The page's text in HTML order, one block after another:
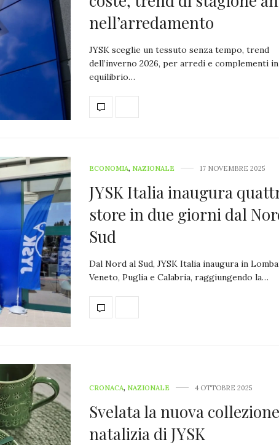
nell’arredamento
JYSK sceglie un tessuto senza tempo, trend
dell’inverno 2026, per arredi e complementi in
equilibrio…
ECONOMIA, NAZIONALE 17 NOVEMBRE 2025
JYSK Italia inaugura
store in due giorni dal
Sud
Dal Nord al Sud, JYSK Italia inaugura in
Veneto, Puglia e Calabria, raggiungendo la…
CRONACA, NAZIONALE 4 OTTOBRE 2025
Svelata la nuova collezione
natalizia di JYSK